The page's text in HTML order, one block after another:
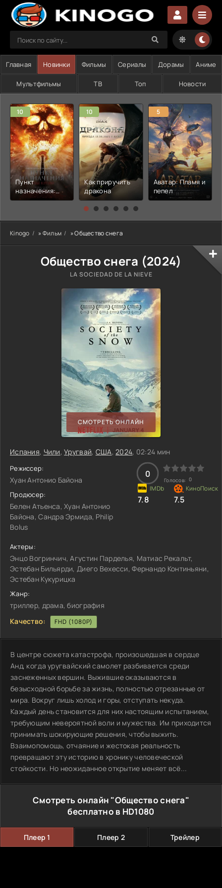
Главная Новинки Фильмы Сериалы Дорамы Аниме
Мультфильмы ТВ Топ Новости
10
Пункт
назначения:
Узы крови
10
Как приручить
дракона
5
Аватар: Пламя и
пепел
Kinogo »Фильм » Общество снега
Общество снега (2024)
LA SOCIEDAD DE LA NIEVE
СМОТРЕТЬ ОНЛАЙН
Испания, Чили,Уругвай, США,2024, 02:24 мин
Режиссер:
Хуан Антонио Байона
Продюсер:
Белен Атьенса, Хуан Антонио
Байона, Сандра Эрмида, Philip
Bolus
0
Голосов: 0
7.8 7.5
Актеры:
Энцо Вогринчич, Агустин Парделья, Матиас Рекальт,
Эстебан Бильярди, Диего Вехесси, Фернандо Континьяни,
Эстебан Кукурицка
Жанр:
триллер, драма, биография
Качество:
FHD (1080P)
В центре сюжета катастрофа, произошедшая в сердце
Анд, когда уругвайский самолет разбивается среди
заснеженных вершин. Выжившие оказываются в
безысходной борьбе за жизнь, полностью отрезанные от
мира. Вокруг лишь холод и горы, отступать некуда.
Каждый день становится для них настоящим испытанием,
требующим невероятной воли и мужества. Им приходится
принимать шокирующие решения, чтобы выжить.
Взаимопомощь, отчаяние и жестокая реальность
превращают эту историю в хронику человеческой
стойкости. Но неожиданное открытие меняет всё...
Смотреть онлайн "Общество снега"
бесплатно в HD1080
Плеер 1 Плеер 2 Трейлер